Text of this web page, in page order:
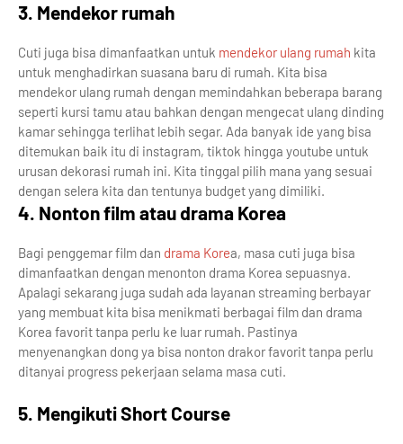
3. Mendekor rumah
Cuti juga bisa dimanfaatkan untuk mendekor ulang rumah kita
untuk menghadirkan suasana baru di rumah. Kita bisa
mendekor ulang rumah dengan memindahkan beberapa barang
seperti kursi tamu atau bahkan dengan mengecat ulang dinding
kamar sehingga terlihat lebih segar. Ada banyak ide yang bisa
ditemukan baik itu di instagram, tiktok hingga youtube untuk
urusan dekorasi rumah ini. Kita tinggal pilih mana yang sesuai
dengan selera kita dan tentunya budget yang dimiliki.
4. Nonton film atau drama Korea
Bagi penggemar film dan drama Korea, masa cuti juga bisa
dimanfaatkan dengan menonton drama Korea sepuasnya.
Apalagi sekarang juga sudah ada layanan streaming berbayar
yang membuat kita bisa menikmati berbagai film dan drama
Korea favorit tanpa perlu ke luar rumah. Pastinya
menyenangkan dong ya bisa nonton drakor favorit tanpa perlu
ditanyai progress pekerjaan selama masa cuti.
5. Mengikuti Short Course